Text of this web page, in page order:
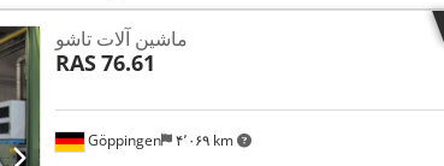
Göppingen ۴٬۰۶۹ km
ماشین آلات تاشو
RAS76.61